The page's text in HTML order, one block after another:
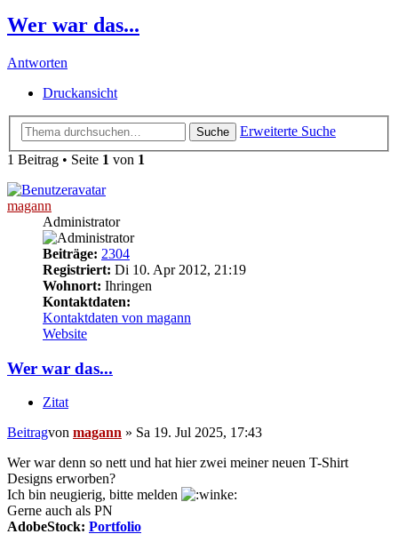
Wer war das...
Antworten
Druckansicht
Suche
Erweiterte Suche
1 Beitrag • Seite 1 von 1
magann
Administrator
Beiträge: 2304
Registriert: Di 10. Apr 2012, 21:19
Wohnort: Ihringen
Kontaktdaten:
Kontaktdaten von magann
Website
Wer war das...
Zitat
Beitragvon magann » Sa 19. Jul 2025, 17:43
Wer war denn so nett und hat hier zwei meiner neuen T-Shirt
Designs erworben?
Ich bin neugierig, bitte melden
Gerne auch als PN
AdobeStock: Portfolio